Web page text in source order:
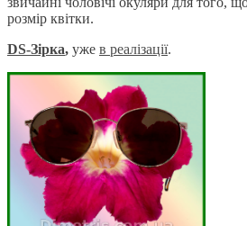
розмір квітки.
DS-Зірка, уже в реалізації.